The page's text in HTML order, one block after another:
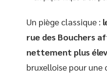
Un piège classique :
rue des Bouchers
nettement plus
bruxelloise pour une